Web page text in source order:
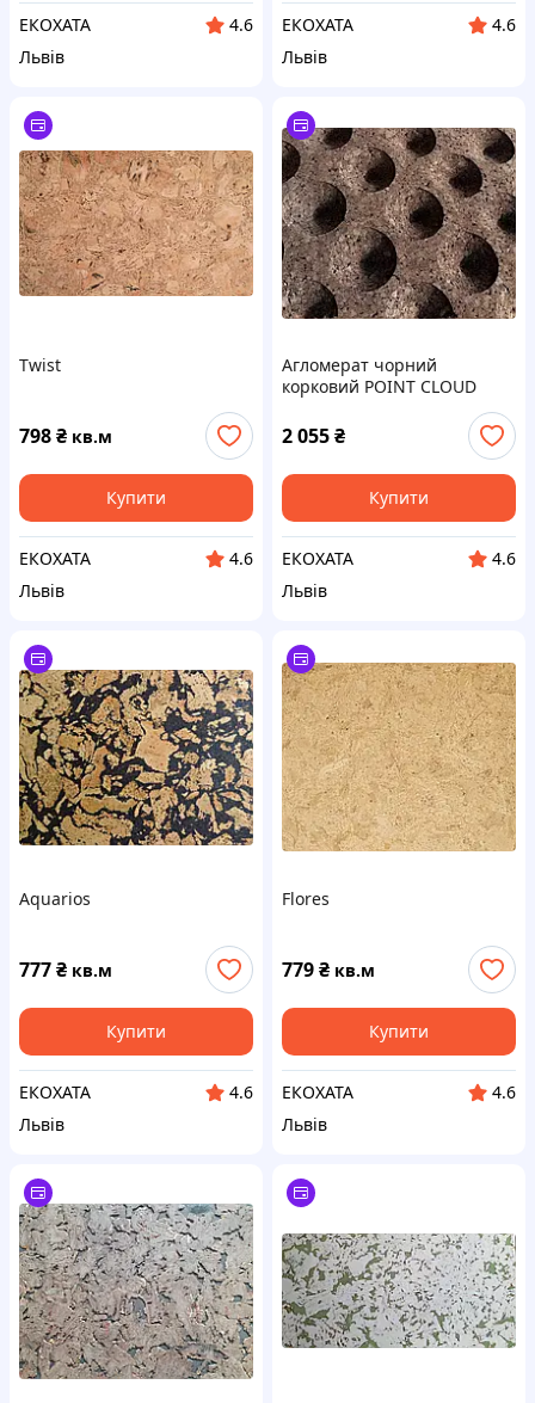
ЕКОХАТА
4.6
Львів
ЕКОХАТА
4.6
Львів
Twist
798₴ кв.м
Купити
ЕКОХАТА
4.6
Львів
Агломерат чорний
корковий POINT CLOUD
2 055₴
Купити
ЕКОХАТА
4.6
Львів
Aquarios
777₴ кв.м
Купити
ЕКОХАТА
4.6
Львів
Flores
779₴ кв.м
Купити
ЕКОХАТА
4.6
Львів